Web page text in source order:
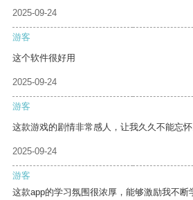
2025-09-24
游客
这个软件很好用
2025-09-24
游客
这款游戏的剧情非常感人，让我久久不能忘怀
2025-09-24
游客
这款app的学习氛围很浓厚，能够激励我不断